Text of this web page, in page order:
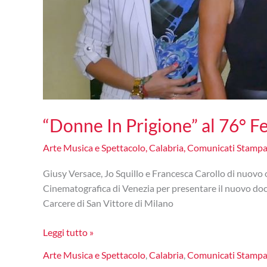
“Donne In Prigione” al 76°
Arte Musica e Spettacolo,Calabria,Comunicati Stampa
Giusy Versace, Jo Squillo e Francesca Carollo di
Cinematografica di Venezia per presentare il nuovo
Carcere di San Vittore di Milano
“Donne
Prigione”
Leggi tutto »
Arte Musica e Spettacolo,Calabria,Comunicati Stampa